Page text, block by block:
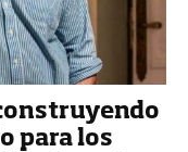
para los